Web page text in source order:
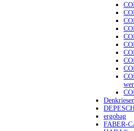
Denkriesen
ergobag
FABER-